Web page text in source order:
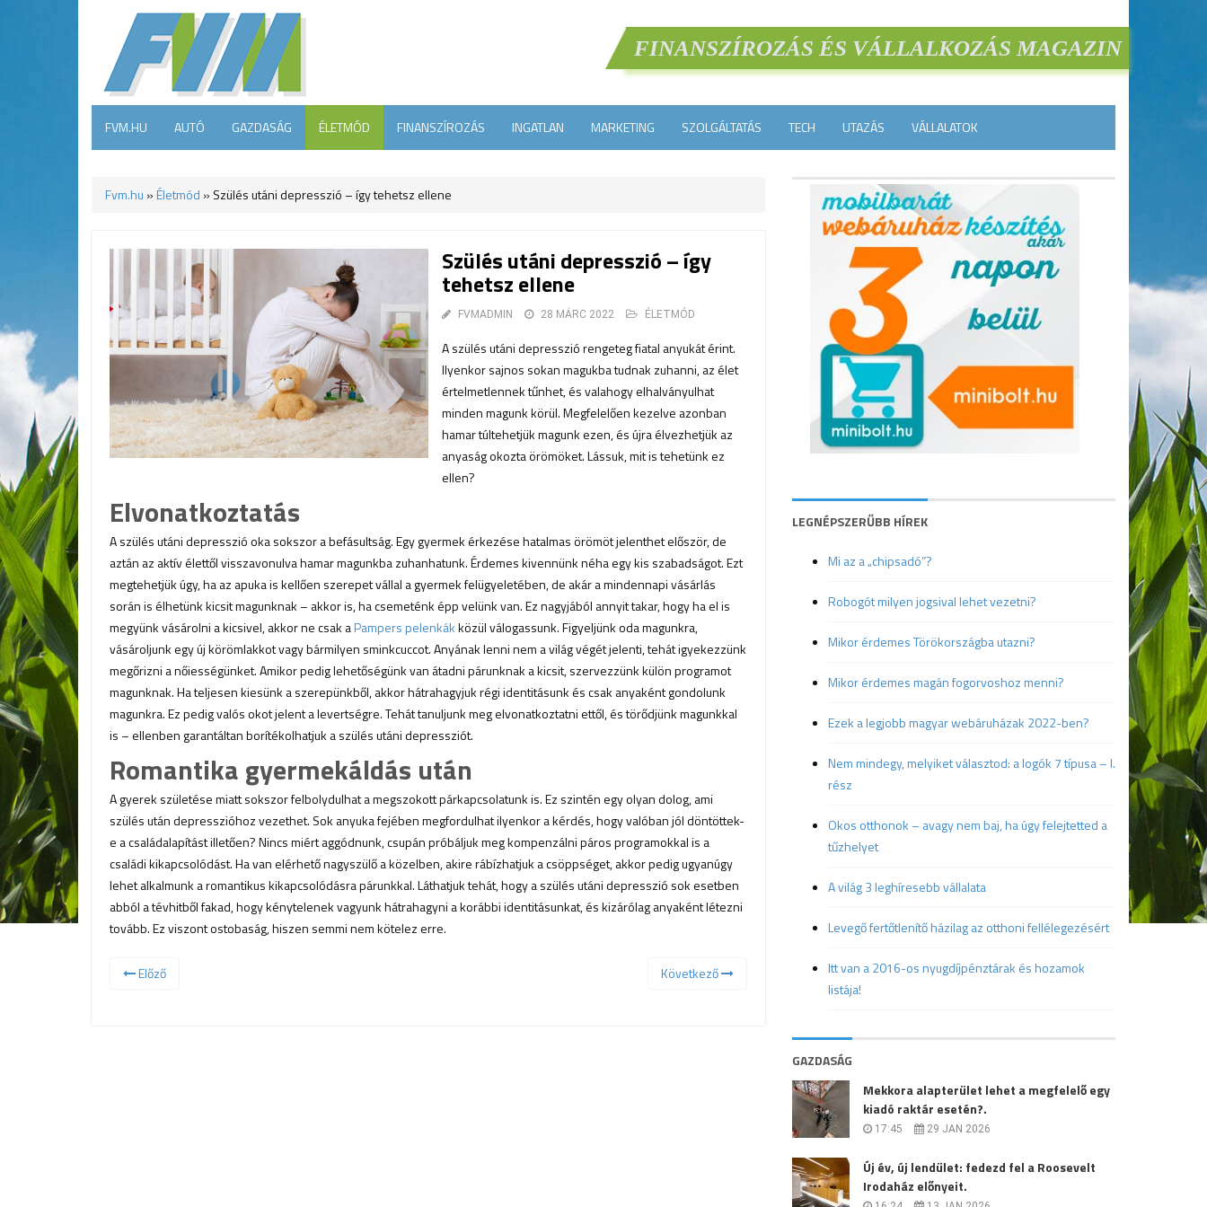
FINANSZÍROZÁS ÉS VÁLLALKOZÁS MAGAZIN
FVM.HU AUTÓ GAZDASÁG ÉLETMÓD FINANSZÍROZÁS INGATLAN MARKETING SZOLGÁLTATÁS TECH UTAZÁS VÁLLALATOK
Fvm.hu » Életmód » Szülés utáni depresszió – így tehetsz ellene
Szülés utáni depresszió – így
tehetsz ellene
FVMADMIN 28 MÁRC 2022 ÉLETMÓD
A szülés utáni depresszió rengeteg fiatal anyukát érint.
Ilyenkor sajnos sokan magukba tudnak zuhanni, az élet
értelmetlennek tűnhet, és valahogy elhalványulhat
minden magunk körül. Megfelelően kezelve azonban
hamar túltehetjük magunk ezen, és újra élvezhetjük az
anyaság okozta örömöket. Lássuk, mit is tehetünk ez
ellen?
Elvonatkoztatás
A szülés utáni depresszió oka sokszor a befásultság. Egy gyermek érkezése hatalmas örömöt jelenthet először, de
aztán az aktív élettől visszavonulva hamar magunkba zuhanhatunk. Érdemes kivennünk néha egy kis szabadságot. Ezt
megtehetjük úgy, ha az apuka is kellően szerepet vállal a gyermek felügyeletében, de akár a mindennapi vásárlás
során is élhetünk kicsit magunknak – akkor is, ha csemeténk épp velünk van. Ez nagyjából annyit takar, hogy ha el is
megyünk vásárolni a kicsivel, akkor ne csak aPampers pelenkákközül válogassunk. Figyeljünk oda magunkra,
vásároljunk egy új körömlakkot vagy bármilyen sminkcuccot. Anyának lenni nem a világ végét jelenti, tehát igyekezzünk
megőrizni a nőiességünket. Amikor pedig lehetőségünk van átadni párunknak a kicsit, szervezzünk külön programot
magunknak. Ha teljesen kiesünk a szerepünkből, akkor hátrahagyjuk régi identitásunk és csak anyaként gondolunk
magunkra. Ez pedig valós okot jelent a levertségre. Tehát tanuljunk meg elvonatkoztatni ettől, és törődjünk magunkkal
is – ellenben garantáltan borítékolhatjuk a szülés utáni depressziót.
Romantika gyermekáldás után
A gyerek születése miatt sokszor felbolydulhat a megszokott párkapcsolatunk is. Ez szintén egy olyan dolog, ami
szülés után depresszióhoz vezethet. Sok anyuka fejében megfordulhat ilyenkor a kérdés, hogy valóban jól döntöttek-
e a családalapítást illetően? Nincs miért aggódnunk, csupán próbáljuk meg kompenzálni páros programokkal is a
családi kikapcsolódást. Ha van elérhető nagyszülő a közelben, akire rábízhatjuk a csöppséget, akkor pedig ugyanúgy
lehet alkalmunk a romantikus kikapcsolódásra párunkkal. Láthatjuk tehát, hogy a szülés utáni depresszió sok esetben
abból a tévhitből fakad, hogy kénytelenek vagyunk hátrahagyni a korábbi identitásunkat, és kizárólag anyaként létezni
tovább. Ez viszont ostobaság, hiszen semmi nem kötelez erre.
Előző Következő
LEGNÉPSZERŰBB HÍREK
Mi az a „chipsadó”?
Robogót milyen jogsival lehet vezetni?
Mikor érdemes Törökországba utazni?
Mikor érdemes magán fogorvoshoz menni?
Ezek a legjobb magyar webáruházak 2022-ben?
Nem mindegy, melyiket választod: a logók 7 típusa – I.
rész
Okos otthonok – avagy nem baj, ha úgy felejtetted a
tűzhelyet
A világ 3 leghíresebb vállalata
Levegő fertőtlenítő házilag az otthoni fellélegezésért
Itt van a 2016-os nyugdíjpénztárak és hozamok
listája!
GAZDASÁG
Mekkora alapterület lehet a megfelelő egy
kiadó raktár esetén?.
17:45 29 JAN 2026
Új év, új lendület: fedezd fel a Roosevelt
Irodaház előnyeit.